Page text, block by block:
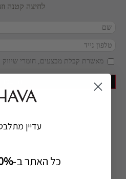
?עדיין
כל האתר ב-60%